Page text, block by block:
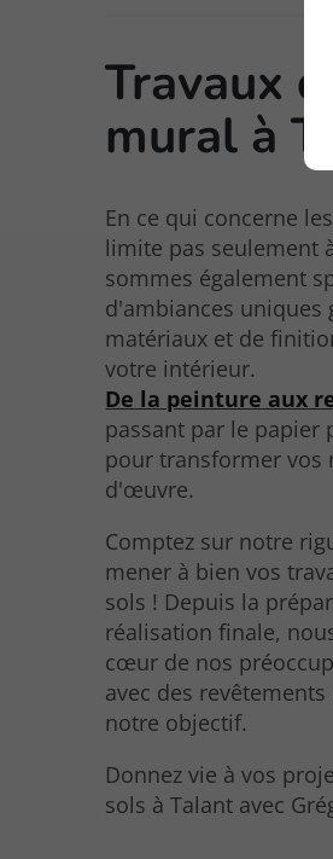
Travaux
mural à
En ce qui concerne
limite pas seulement
sommes également
d'ambiances uniques
matériaux et de
votre intérieur.
De la peinture aux
passant par le papier
pour transformer vos
d'œuvre.
Comptez sur notre
mener à bien vos
sols ! Depuis la
réalisation finale,
cœur de nos
avec des
notre objectif.
Donnez vie à vos
sols à Talant avec